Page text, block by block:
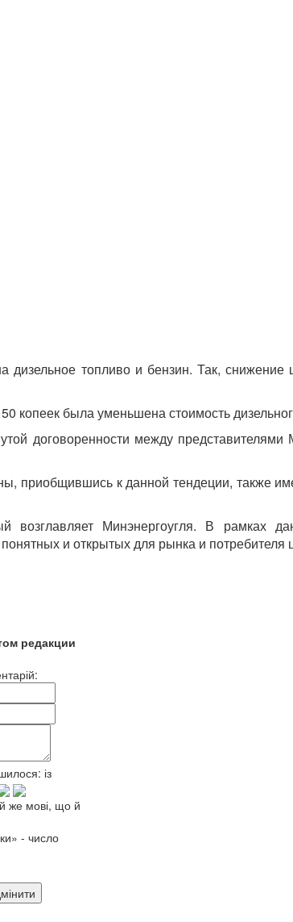
топливо и бензин. Так, снижение
копеек была уменьшена стоимость
договоренности между представителями
приобщившись к данной тендеции, также
Минэнергоугля. В рамках
и открытых для рынка и потребителя
редакции
із
же мові, що й
- число